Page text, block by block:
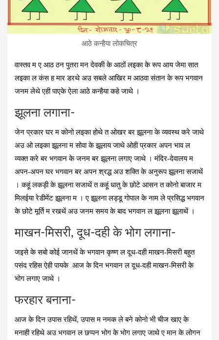
आठे कन्‍हैया लोकचित्र
वास्‍तव म ए आठ ठन पुतरा मन देवकी के आठों लइका के रूप आय जेमा सात
लइका ल कंस ह मार डरथे अउ सबले आखिर म आठवा संतान के रूप भगवान
जनम लेथे एही पाएके ऐला आठे कन्‍हैया कहे जाथे ।
झूलना लगाना-
जेन प्रकार घर म कोनो लइका होथे त ओखर बर झूलना के व्‍यवस्‍थ करे जाथे
अउ ओ लइका झूलना म सोवा के झूलाय जाथे ओही प्रकार अपन भाव ल
व्‍यक्‍त करे बर भगवान के जनम बर झूलना लगाए जाथे । मंदिर-देवालय म
अपन-अपन घर भगवान बर अपन श्रद्ध अउ शक्ति के अनुरूप झूलना सजाथें
। कहूं लकड़ी के झूलना सजाथें त कहूं धातु के छोटे आसन त कोनो बाजार म
मिलईया रेडीमेंट झूलना म । ए झूलना लड्डू गोपाल के नाम ले प्रसिद्ध भगवान
के छोटे मूर्ति म रखथें अउ जनम समय के बाद भगवान ल झूलना झूलाथें ।
माखन-मिसरी, दूध-दही के भोग लगाना-
जइसे के सबो कोई जानथें के भगवान कृष्‍ण ल दूध-दही माखन-मिसरी बहुत
पसंद रहिस ऐही पायके आज के दिन भगवान ल दूध-दही माखन-मिसरी के
भोग लगाए जाथे ।
फरहार बनाना-
आज के दिन उपास रहिथें, उपास म नमक ले बने कोनो भी चीज खाए के
मनाही रहिथे अउ भगवान ल छप्‍पन भोग के भोग लगाए जाथे ए मान के लोगन